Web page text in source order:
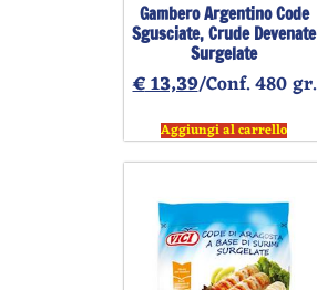
Gambero Argentino Code
Sgusciate, Crude Devenate
Surgelate
€13,39/Conf. 480 gr.
Aggiungi al carrello